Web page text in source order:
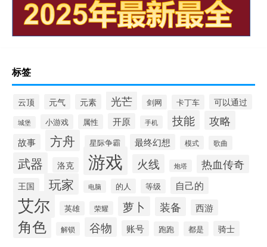
标签
云顶 元气 元素 光芒 剑网 卡丁车 可以通过
城堡 小游戏 属性 开原 手机 技能 攻略
故事 方舟 星际争霸 最终幻想 模式 歌曲
武器 洛克 游戏 火线 炮塔 热血传奇
王国 玩家 电脑 的人 等级 自己的
艾尔 英雄 荣耀 萝卜 装备 西游
角色 解锁 谷物 账号 跑跑 都是 骑士